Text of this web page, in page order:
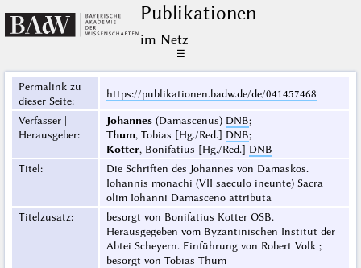
Publikationen
im Netz
☰
Permalink zu
dieser Seite:
https://publikationen.badw.de/de/041457468
Verfasser |
Herausgeber:
Johannes(Damascenus) DNB;
Thum, Tobias [Hg./Red.] DNB;
Kotter, Bonifatius [Hg./Red.] DNB
Titel:
Die Schriften des Johannes von Damaskos.
Iohannis monachi (VII saeculo ineunte) Sacra
olim Iohanni Damasceno attributa
Titelzusatz:
besorgt von Bonifatius Kotter OSB.
Herausgegeben vom Byzantinischen Institut der
Abtei Scheyern. Einführung von Robert Volk ;
besorgt von Tobias Thum